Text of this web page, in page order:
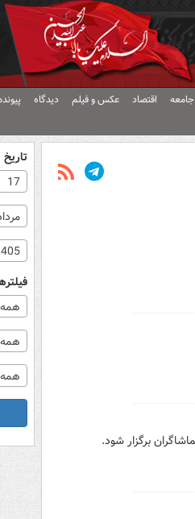
جامعه اقتصاد عکس و فیلم دیدگاه
برگزار شود.
تاریخ
17
همه